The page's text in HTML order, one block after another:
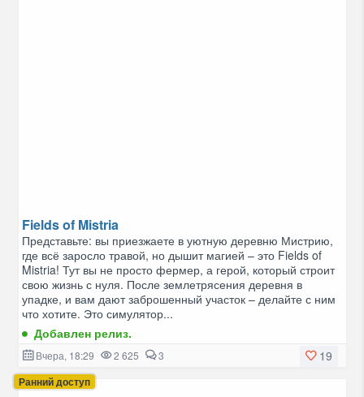
Fields of Mistria
Представьте: вы приезжаете в уютную деревню Мистрию,
где всё заросло травой, но дышит магией – это Fields of
Mistria! Тут вы не просто фермер, а герой, который строит
свою жизнь с нуля. После землетрясения деревня в
упадке, и вам дают заброшенный участок – делайте с ним
что хотите. Это симулятор...
Добавлен релиз.
19
Вчера, 18:29 2 625 3
Ранний доступ